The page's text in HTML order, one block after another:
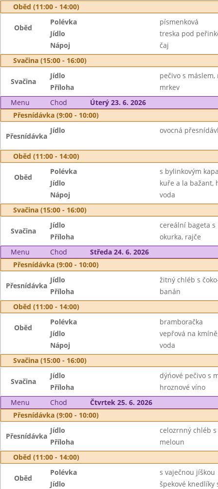
Oběd (11:00 - 14:00)
Oběd
Polévka
písmenková
Jídlo
treska pod
Nápoj
čaj
Svačina (15:00 - 16:00)
Svačina
Jídlo
pečivo s máslem,
Příloha
mrkev
Menu
Chod
Úterý 23. 6. 2026
Přesnídávka (9:00 - 10:00)
Přesnídávka
Jídlo ovocná
Oběd (11:00 - 14:00)
Oběd
Polévka
s bylinkovým
Jídlo
kuře a la bažant,
Nápoj
voda
Svačina (15:00 - 16:00)
Svačina
Jídlo
cereální bageta
Příloha
okurka, rajče
Menu
Chod
Středa 24. 6. 2026
Přesnídávka (9:00 - 10:00)
Přesnídávka
Jídlo
žitný chléb s
Příloha
banán
Oběd (11:00 - 14:00)
Oběd
Polévka
bramboračka
Jídlo
vepřová na
Nápoj
voda
Svačina (15:00 - 16:00)
Svačina
Jídlo
dýńové pečivo s
Příloha
hroznové víno
Menu
Chod
Čtvrtek 25. 6. 2026
Přesnídávka (9:00 - 10:00)
Přesnídávka
Jídlo
celozrnný chléb
Příloha
meloun
Oběd (11:00 - 14:00)
Oběd
Polévka
s vaječnou jíškou
Jídlo
špekové knedlíky